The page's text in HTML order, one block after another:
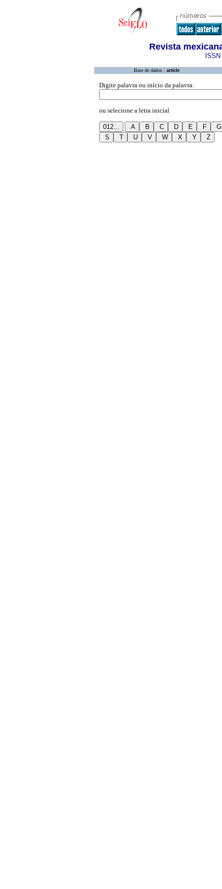
Revista
Base de dados : article
Digite palavra ou início da palavra:
ou selecione a letra inicial